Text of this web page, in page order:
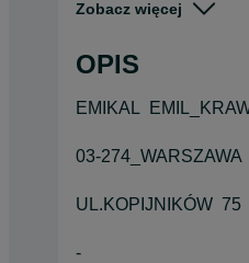
Szerokość
Zobacz więcej
OPIS
EMIKAL
03-
UL.KOPIJNIKÓW 75
-